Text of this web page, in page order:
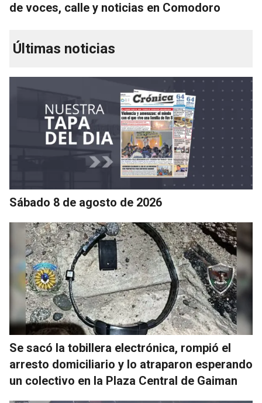
de voces, calle y noticias en Comodoro
Últimas noticias
Sábado 8 de agosto de 2026
Se sacó la tobillera electrónica, rompió el
arresto domiciliario y lo atraparon esperando
un colectivo en la Plaza Central de Gaiman